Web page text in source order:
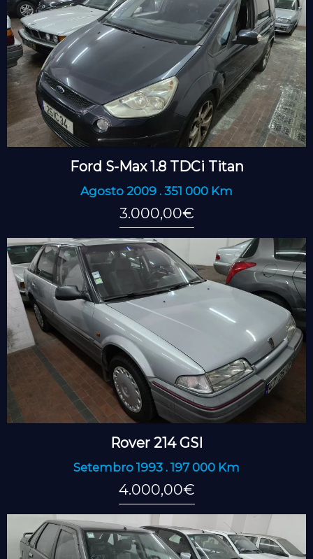
Ford S-Max 1.8 TDCi Titan
Agosto 2009 . 351 000 Km
3.000,00€
Rover 214 GSI
Setembro 1993 . 197 000 Km
4.000,00€